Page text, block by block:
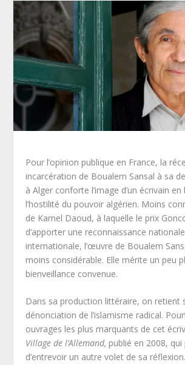
Pour l’opinion publique en France, la
incarcération de Boualem Sansal à sa
à Alger conforte l’image d’un écrivain
l’hostilité du pouvoir algérien. Moins
de Kamel Daoud, à laquelle le prix
d’apporter une reconnaissance
internationale, l’œuvre de Boualem
moins considérable. Elle mérite un peu
bienveillance convenue.
Dans sa production littéraire, on retient
dénonciation de l’islamisme radical.
ouvrages les plus marquants de cet
Village de l’Allemand, publié en 2008,
d’entrevoir un autre volet de sa réflexion.